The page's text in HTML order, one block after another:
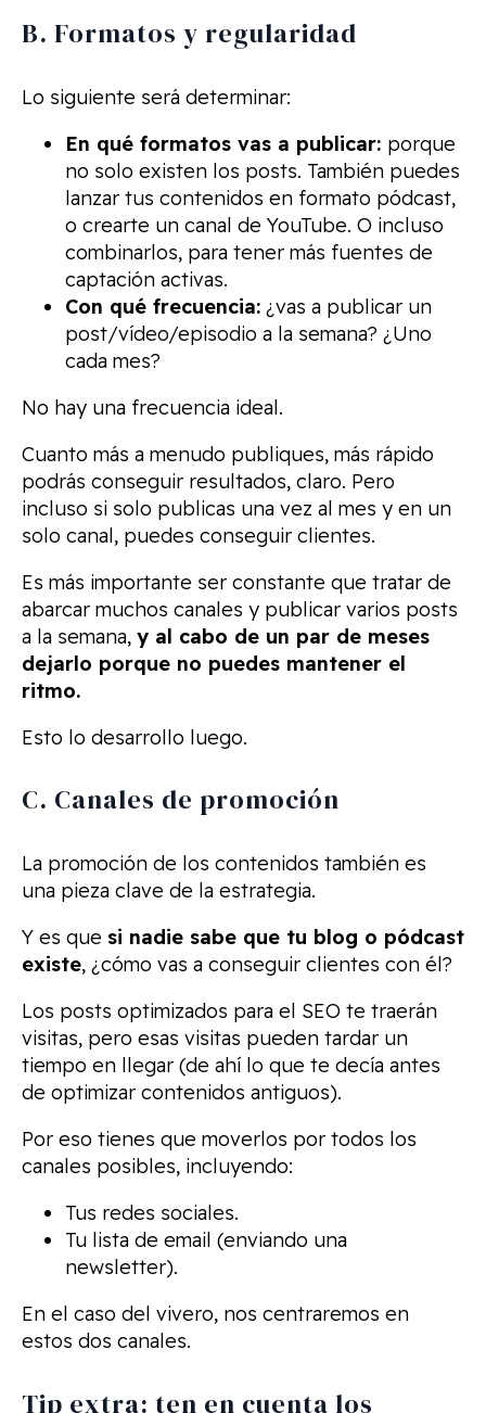
B. Formatos y regularidad
Lo siguiente será determinar:
En qué formatos vas a publicar: porque
no solo existen los posts. También puedes
lanzar tus contenidos en formato pódcast,
o crearte un canal de YouTube. O incluso
combinarlos, para tener más fuentes de
captación activas.
Con qué frecuencia: ¿vas a publicar un
post/vídeo/episodio a la semana? ¿Uno
cada mes?
No hay una frecuencia ideal.
Cuanto más a menudo publiques, más rápido
podrás conseguir resultados, claro. Pero
incluso si solo publicas una vez al mes y en un
solo canal, puedes conseguir clientes.
Es más importante ser constante que tratar de
abarcar muchos canales y publicar varios posts
a la semana, y al cabo de un par de meses
dejarlo porque no puedes mantener el
ritmo.
Esto lo desarrollo luego.
C. Canales de promoción
La promoción de los contenidos también es
una pieza clave de la estrategia.
Y es que si nadie sabe que tu blog o pódcast
existe, ¿cómo vas a conseguir clientes con él?
Los posts optimizados para el SEO te traerán
visitas, pero esas visitas pueden tardar un
tiempo en llegar (de ahí lo que te decía antes
de optimizar contenidos antiguos).
Por eso tienes que moverlos por todos los
canales posibles, incluyendo:
Tus redes sociales.
Tu lista de email (enviando una
newsletter).
En el caso del vivero, nos centraremos en
estos dos canales.
Tip extra: ten en cuenta los